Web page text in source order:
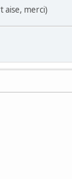
aise, merci)